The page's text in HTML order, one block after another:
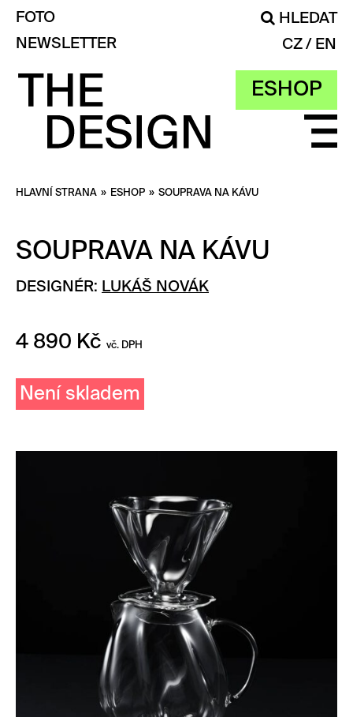
ESHOP
FOTO
HLEDAT
NEWSLETTER
CZ EN
HLAVNÍ STRANA » ESHOP » SOUPRAVA NA KÁVU
SOUPRAVA NA KÁVU
DESIGNÉR: LUKÁŠ NOVÁK
4 890 Kč vč. DPH
Není skladem